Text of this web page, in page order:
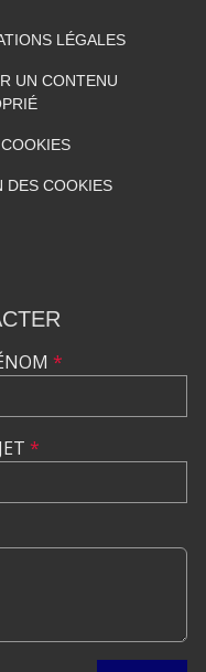
LÉGALES
UN CONTENU
DES COOKIES
*
*